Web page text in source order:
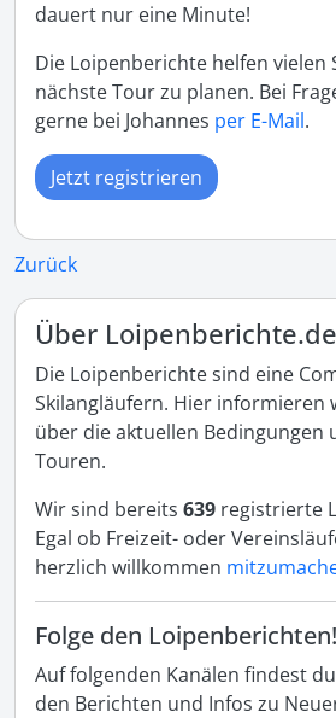
dauert nur eine Minute!
Die Loipenberichte helfen vielen
nächste Tour zu planen. Bei
gerne bei Johannes per E-Mail.
Jetzt registrieren
Zurück
Über Loipenberichte.de
Die Loipenberichte sind eine
Skilangläufern. Hier informieren
über die aktuellen Bedingungen
Touren.
Wir sind bereits 639 registrierte
Egal ob Freizeit- oder
herzlich willkommen
Folge den Loipenberichten!
Auf folgenden Kanälen findest
den Berichten und Infos zu